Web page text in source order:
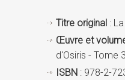
Titre original :
Œuvre et
d'Osiris - Tome
ISBN : 978-2-